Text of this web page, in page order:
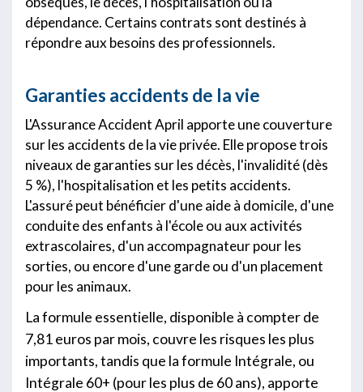
dépendance. Certains contrats sont destinés à
répondre aux besoins des professionnels.
Garanties accidents de la vie
L'Assurance Accident April apporte une couverture
sur les accidents de la vie privée. Elle propose trois
niveaux de garanties sur les décès, l'invalidité (dès
5 %), l'hospitalisation et les petits accidents.
L'assuré peut bénéficier d'une aide à domicile, d'une
conduite des enfants à l'école ou aux activités
extrascolaires, d'un accompagnateur pour les
sorties, ou encore d'une garde ou d'un placement
pour les animaux.
La formule essentielle, disponible à compter de
7,81 euros par mois, couvre les risques les plus
importants, tandis que la formule Intégrale, ou
Intégrale 60+ (pour les plus de 60 ans), apporte